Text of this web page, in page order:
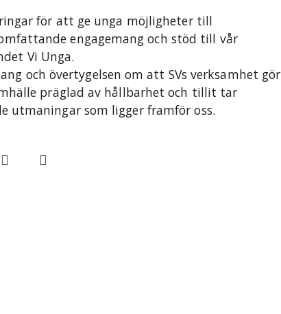
för att ge unga möjligheter till
engagemang och stöd till vår
Vi Unga.
och övertygelsen om att SVs verksamhet gör
präglad av hållbarhet och tillit tar
utmaningar som ligger framför oss.